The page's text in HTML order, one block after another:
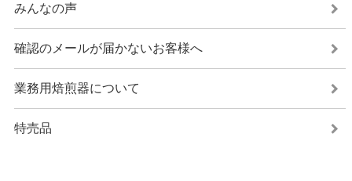
みんなの声
確認のメールが届かないお客様へ
業務用焙煎器について
特売品